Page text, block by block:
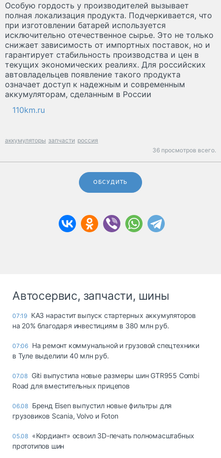
Особую гордость у производителей вызывает
полная локализация продукта. Подчеркивается, что
при изготовлении батарей используется
исключительно отечественное сырье. Это не только
снижает зависимость от импортных поставок, но и
гарантирует стабильность производства и цен в
текущих экономических реалиях. Для российских
автовладельцев появление такого продукта
означает доступ к надежным и современным
аккумуляторам, сделанным в России
110km.ru
аккумуляторы запчасти россия
36 просмотров всего.
ОБСУДИТЬ
Автосервис, запчасти, шины
07:19 КАЗ нарастит выпуск стартерных аккумуляторов
на 20% благодаря инвестициям в 380 млн руб.
07:06 На ремонт коммунальной и грузовой спецтехники
в Туле выделили 40 млн руб.
07.08 Giti выпустила новые размеры шин GTR955 Combi
Road для вместительных прицепов
06.08 Бренд Eisen выпустил новые фильтры для
грузовиков Scania, Volvo и Foton
05.08 «Кордиант» освоил 3D-печать полномасштабных
прототипов шин